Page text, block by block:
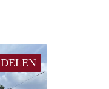
DELEN